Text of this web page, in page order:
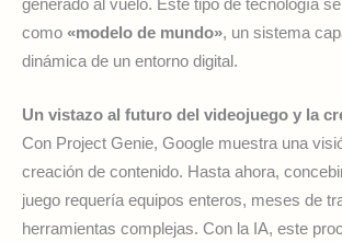
generado al vuelo. Este tipo de tecnología
como «modelo de mundo», un sistema
dinámica de un entorno digital.
Un vistazo al futuro del videojuego y la
Con Project Genie, Google muestra una
creación de contenido. Hasta ahora,
juego requería equipos enteros, meses de
herramientas complejas. Con la IA, este